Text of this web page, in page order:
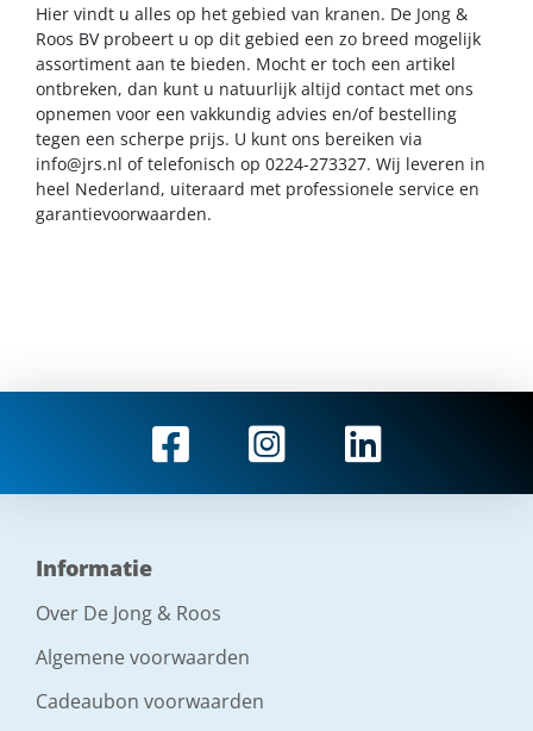
Hier vindt u alles op het gebied van kranen. De Jong &
Roos BV probeert u op dit gebied een zo breed mogelijk
assortiment aan te bieden. Mocht er toch een artikel
ontbreken, dan kunt u natuurlijk altijd contact met ons
opnemen voor een vakkundig advies en/of bestelling
tegen een scherpe prijs. U kunt ons bereiken via
info@jrs.nl of telefonisch op 0224-273327. Wij leveren in
heel Nederland, uiteraard met professionele service en
garantievoorwaarden.
Informatie
Over De Jong & Roos
Algemene voorwaarden
Cadeaubon voorwaarden